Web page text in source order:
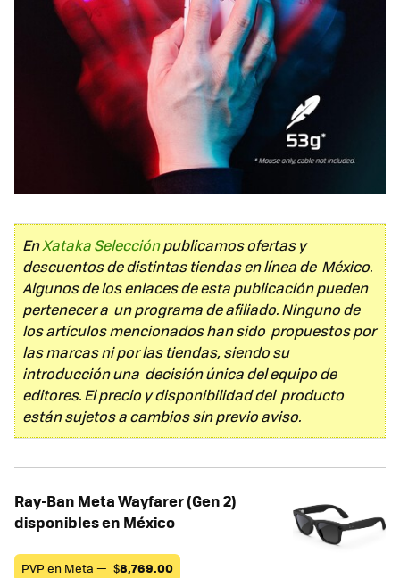
EnXataka Selecciónpublicamos ofertas y
descuentos de distintas tiendas en línea de México.
Algunos de los enlaces de esta publicación pueden
pertenecer a un programa de afiliado. Ninguno de
los artículos mencionados han sido propuestos por
las marcas ni por las tiendas, siendo su
introducción una decisión única del equipo de
editores. El precio y disponibilidad del producto
están sujetos a cambios sin previo aviso.
Ray-Ban Meta Wayfarer (Gen 2)
disponibles en México
PVP en Meta — $8,769.00